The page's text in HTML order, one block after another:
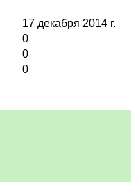
17 декабря 2014 г.
0
0
0